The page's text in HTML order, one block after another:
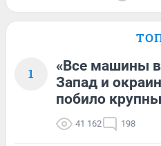
1
«Все машины
Запад и
побило
41 162 198